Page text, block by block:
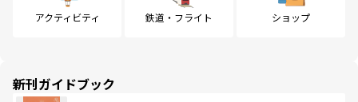
アクティビティ 鉄道・フライト ショップ
新刊ガイドブック